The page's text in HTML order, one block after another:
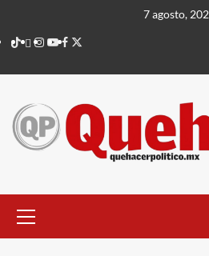
contenido
7 agosto,
TikTok
threads
Instagram
Youtube
Facebook
X
principal